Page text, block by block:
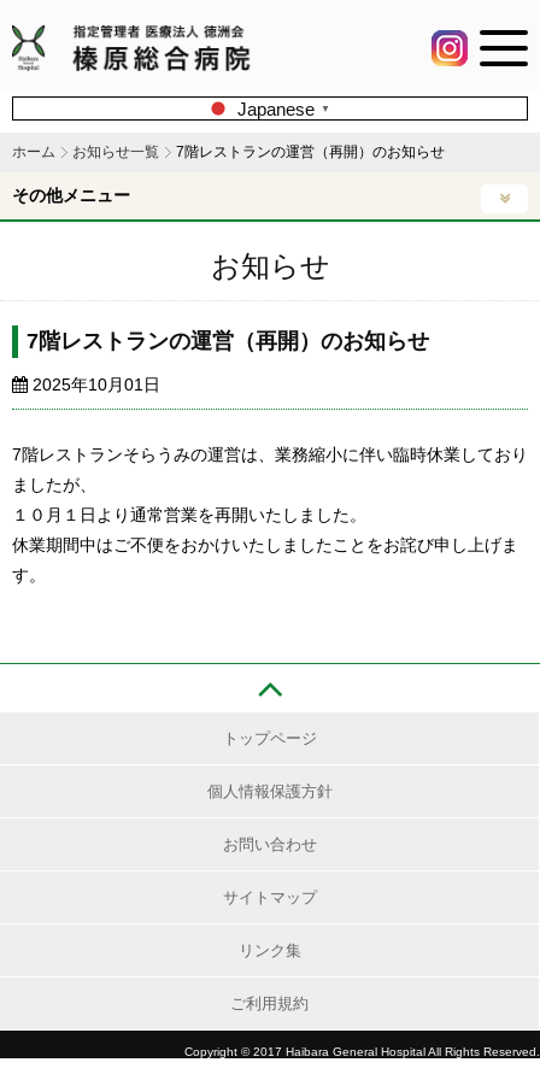
Japanese ▼
ホーム お知らせ一覧 7階レストランの運営（再開）のお知らせ
お知らせ
7階レストランの運営（再開）のお知らせ
2025年10月01日
7階レストランそらうみの運営は、業務縮小に伴い臨時休業しており
ましたが、
１０月１日より通常営業を再開いたしました。
休業期間中はご不便をおかけいたしましたことをお詫び申し上げま
す。
その他メニュー
トップページ
個人情報保護方針
お問い合わせ
サイトマップ
リンク集
ご利用規約
Copyright © 2017 Haibara General Hospital All Rights Reserved.